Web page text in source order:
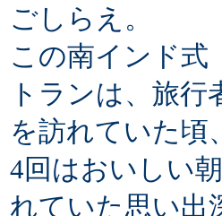
ごしらえ。
この南インド式
トランは、旅
を訪れていた頃
4回はおいしい
れていた思い出